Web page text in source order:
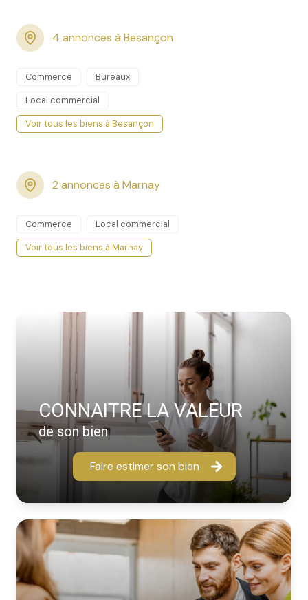
4 annonces à Besançon
Commerce
Bureaux
Local commercial
Voir tous les biens à Besançon
2 annonces à Marnay
Commerce
Local commercial
Voir tous les biens à Marnay
CONNAITRE LA VALEUR
de son bien
Faire estimer son bien